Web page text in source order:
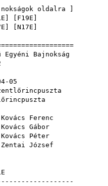
oldalra
F19E
N17E
Egyéni Bajnokság
05
Kovács Ferenc
Kovács Gábor
Kovács Péter
Zentai József